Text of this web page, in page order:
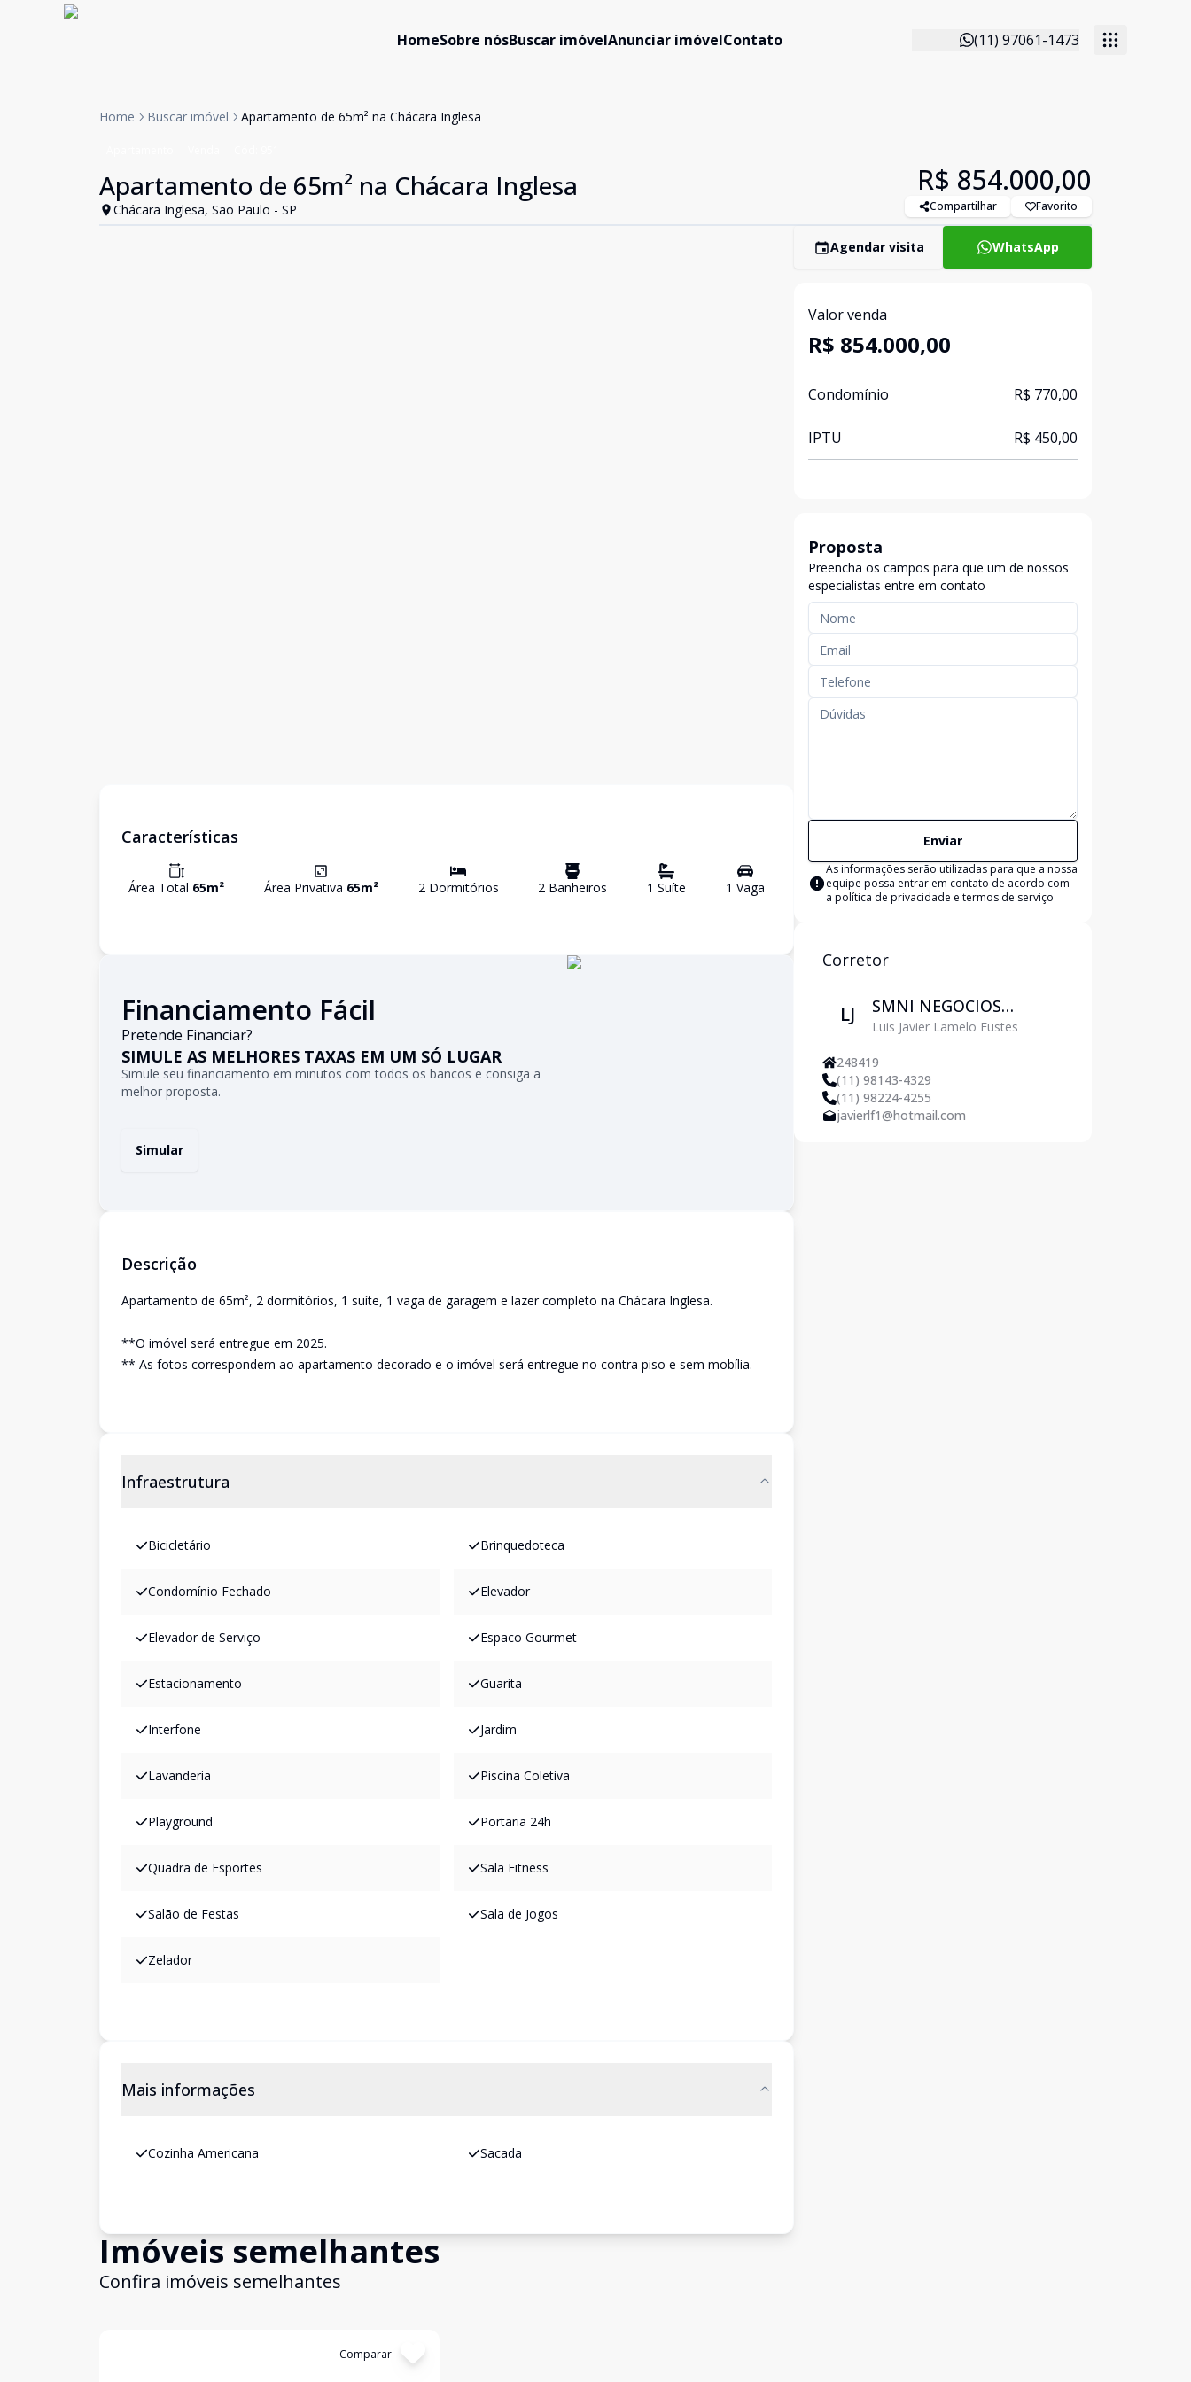
HomeSobre nósBuscar imóvelAnunciar imóvelContato (11) 97061-1473
Home Buscar imóvel Apartamento de 65m² na Chácara Inglesa
Apartamento de 65m² na Chácara Inglesa
Chácara Inglesa, São Paulo - SP
R$ 854.000,00
Compartilhar Favorito
Características
Área Total 65m² Área Privativa 65m² 2Dormitórios 2 Banheiros 1 Suíte 1 Vaga
Financiamento Fácil
Pretende Financiar?
SIMULE AS MELHORES TAXAS EM UM SÓ LUGAR
Simule seu financiamento em minutos com todos os bancos e consiga a
melhor proposta.
Simular
Descrição
Apartamento de 65m², 2 dormitórios, 1 suíte, 1 vaga de garagem e lazer completo na Chácara Inglesa.
**O imóvel será entregue em 2025.
** As fotos correspondem ao apartamento decorado e o imóvel será entregue no contra piso e sem mobília.
Infraestrutura
Bicicletário Brinquedoteca
Condomínio Fechado Elevador
Elevador de Serviço Espaco Gourmet
Estacionamento Guarita
Interfone Jardim
Lavanderia Piscina Coletiva
Playground Portaria 24h
Quadra de Esportes Sala Fitness
Salão de Festas Sala de Jogos
Zelador
Mais informações
Cozinha Americana Sacada
Imóveis semelhantes
Confira imóveis semelhantes
Comparar
Agendar visita WhatsApp
Valor venda
R$ 854.000,00
Condomínio R$ 770,00
IPTU R$ 450,00
Proposta
Preencha os campos para que um de nossos
especialistas entre em contato
Enviar
As informações serão utilizadas para que a nossa
equipe possa entrar em contato de acordo com
a política de privacidade e termos de serviço
Corretor
LJ
SMNI NEGOCIOS
IMOBILIARIOS LTDA
Luis Javier Lamelo Fustes
248419
(11) 98143-4329
(11) 98224-4255
javierlf1@hotmail.com